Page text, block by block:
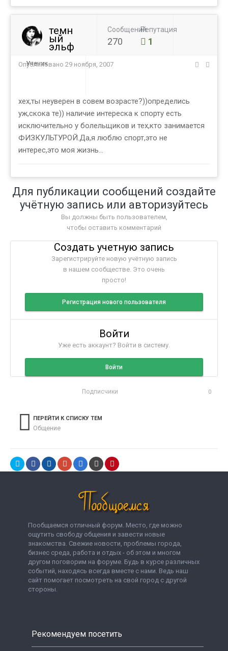
темн
ый
эльф
Ученик
Сообщений
270
Репутация
1
Опубликовано 29 ноября, 2007
хех,ты неуверен в совем возрасте?))определись
уж,скока те)) наличие интереска к спорту есть
исключительно у болельщиков и тех,кто занимается
ФИЗКУЛЬТУРОЙ.Да,я люблю спорт,это не
интерес,это моя жизнь...
Для публикации сообщений создайте
учётную запись или авторизуйтесь
Вы должны быть пользователем,
чтобы оставить комментарий
Создать учетную запись
Зарегистрируйте новую учётную запись
в нашем сообществе. Это очень
просто!
Регистрация нового пользователя
Войти
Уже есть аккаунт? Войти в систему.
Войти
Подписчики 0
ПЕРЕЙТИ К СПИСКУ ТЕМ
Общение
Пообщаемся отличный форум. Место, где можно
ощутить свободу общения и завести новые
знакомства. Свежие новости, проблемы города,
бизнес среда, работа и отдых - об этом и многом
другом поговорим на форуме. Будь в курсе различных
событий, находясь всегда вместе с нами. Ведь наш
сайт помогает посмотреть на свой город с другой
стороны.
Рекомендуем посетить